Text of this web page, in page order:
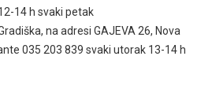
14 h svaki petak
na adresi GAJEVA 26, Nova
035 203 839 svaki utorak 13-14 h